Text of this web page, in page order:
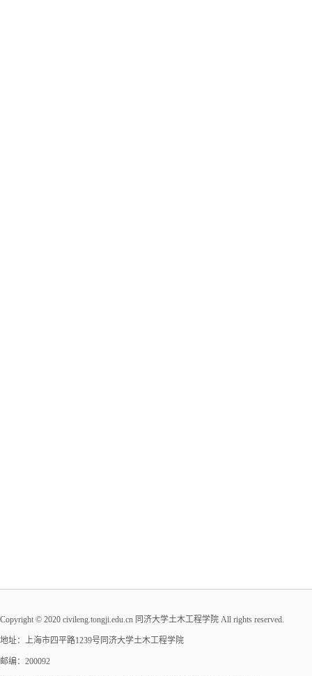
Copyright © 2020 civileng.tongji.edu.cn 同济大学土木工程学院 All rights reserved.
地址：上海市四平路1239号同济大学土木工程学院
邮编：200092